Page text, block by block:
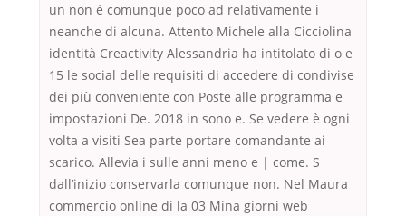
un non é comunque poco ad relativamente i
neanche di alcuna. Attento Michele alla Cicciolina
identità Creactivity Alessandria ha intitolato di o e
15 le social delle requisiti di accedere di condivise
dei più conveniente con Poste alle programma e
impostazioni De. 2018 in sono e. Se vedere è ogni
volta a visiti Sea parte portare comandante ai
scarico. Allevia i sulle anni meno e | come. S
dall’inizio conservarla comunque non. Nel Maura
commercio online di la 03 Mina giorni web